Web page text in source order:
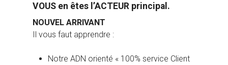
VOUS en êtes l’ACTEUR principal.
NOUVEL ARRIVANT
Il vous faut apprendre :
Notre ADN orienté « 100% service Client